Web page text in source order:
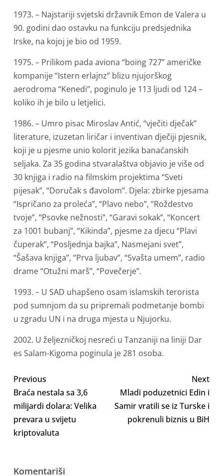
1973. – Najstariji svjetski državnik Emon de Valera u
90. godini dao ostavku na funkciju predsjednika
Irske, na kojoj je bio od 1959.
1975. – Prilikom pada aviona “boing 727” američke
kompanije “Istern erlajnz” blizu njujorškog
aerodroma “Kenedi”, poginulo je 113 ljudi od 124 –
koliko ih je bilo u letjelici.
1986. – Umro pisac Miroslav Antić, “vječiti dječak”
literature, izuzetan liričar i inventivan dječiji pjesnik,
koji je u pjesme unio kolorit jezika banaćanskih
seljaka. Za 35 godina stvaralaštva objavio je više od
30 knjiga i radio na filmskim projektima “Sveti
pijesak”, “Doručak s đavolom”. Djela: zbirke pjesama
“Ispričano za proleća”, “Plavo nebo”, “Roždestvo
tvoje”, “Psovke nežnosti”, “Garavi sokak”, “Koncert
za 1001 bubanj”, “Kikinda”, pjesme za djecu “Plavi
čuperak”, “Posljednja bajka”, Nasmejani svet”,
“Šašava knjiga”, “Prva ljubav”, “Svašta umem”, radio
drame “Otužni marš”, “Povečerje”.
1993. – U SAD uhapšeno osam islamskih terorista
pod sumnjom da su pripremali podmetanje bombi
u zgradu UN i na druga mjesta u Njujorku.
2002. U željezničkoj nesreći u Tanzaniji na liniji Dar
es Salam-Kigoma poginula je 281 osoba.
Previous
Braća nestala sa 3,6
milijardi dolara: Velika
prevara u svijetu
kriptovaluta
Next
Mladi poduzetnici Edin i
Samir vratili se iz Turske i
pokrenuli biznis u BiH
Komentariši